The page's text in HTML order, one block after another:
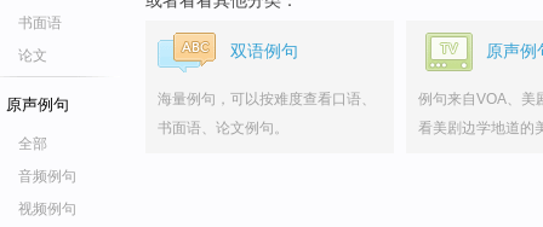
书面语
论文
原声例句
全部
音频例句
视频例句
双语例句
海量例句，可以按难度查看口语、
书面语、论文例句。
原声例
例句来自VOA、美
看美剧边学地道的